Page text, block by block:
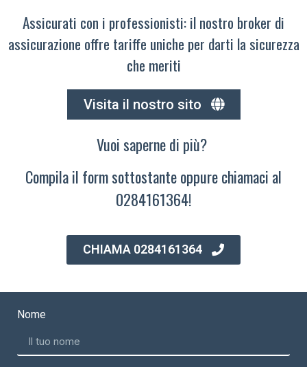
Assicurati con i professionisti: il nostro broker di
assicurazione offre tariffe uniche per darti la sicurezza
che meriti
Visita il nostro sito
Vuoi saperne di più?
Compila il form sottostante oppure chiamaci al
0284161364!
CHIAMA 0284161364
Nome